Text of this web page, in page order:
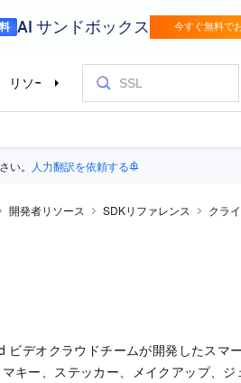
。 人力翻訳を依頼する
開発者リソース SDKリファレンス クラ
ビデオクラウドチームが開発したスマ
キー、ステッカー、メイクアップ、